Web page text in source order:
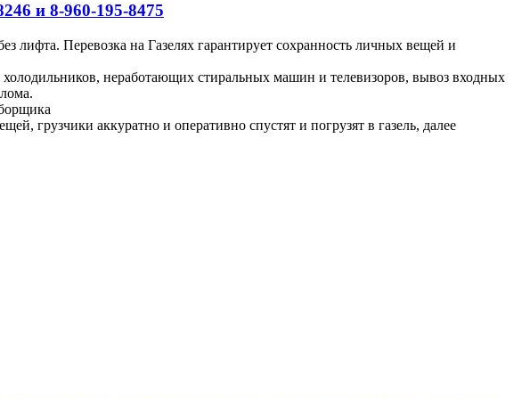
и 8-960-195-8475
лифта. Перевозка на Газелях гарантирует сохранность личных вещей и
неработающих стиральных машин и телевизоров, вывоз входных
грузчики аккуратно и оперативно спустят и погрузят в газель, далее